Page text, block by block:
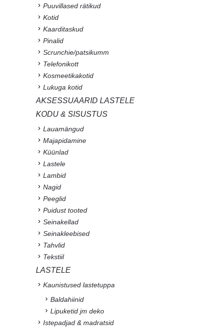
Puuvillased rätikud
Kotid
Kaarditaskud
Pinalid
Scrunchie/patsikumm
Telefonikott
Kosmeetikakotid
Lukuga kotid
AKSESSUAARID LASTELE
KODU & SISUSTUS
Lauamängud
Majapidamine
Küünlad
Lastele
Lambid
Nagid
Peeglid
Puidust tooted
Seinakellad
Seinakleebised
Tahvlid
Tekstiil
LASTELE
Kaunistused lastetuppa
Baldahiinid
Lipuketid jm deko
Istepadjad & madratsid